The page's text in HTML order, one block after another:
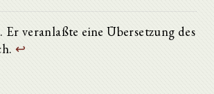
veranlaßte eine Übersetzung des
↩